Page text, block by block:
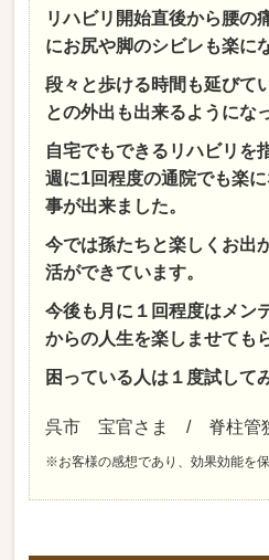
リハビリ開始直後から腰の
にお尻や脚のシビレも楽に
段々と歩ける時間も延びて
との外出も出来るようにな
自宅でもできるリハビリを
週に1回程度の通院でも楽
事が出来ました。
今では孫たちと楽しくお出
活ができています。
今後も月に１回程度はメン
からの人生を楽しませても
困っている人は１度試して
呉市 宝官さま / 脊柱管
※お客様の感想であり、効果効能を